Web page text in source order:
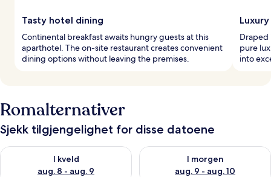
Tasty hotel dining
Continental breakfast awaits hungry guests at this
aparthotel. The on-site restaurant creates convenient
dining options without leaving the premises.
Draped
pure
into
Romalternativer
Sjekk tilgjengelighet for disse datoene
I kveld
aug. 8 - aug. 9
Sjekk tilgjengelighet for i kveld, aug. 8 - aug. 9
I morgen
aug. 9 - aug. 10
Sjekk tilgjengelighet for i